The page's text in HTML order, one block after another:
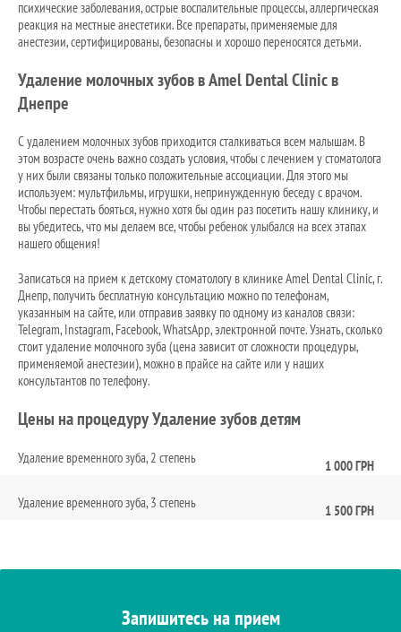
психические заболевания, острые воспалительные процессы, аллергическая
реакция на местные анестетики. Все препараты, применяемые для
анестезии, сертифицированы, безопасны и хорошо переносятся детьми.
Удаление молочных зубов в Amel Dental Clinic в
Днепре
С удалением молочных зубов приходится сталкиваться всем малышам. В
этом возрасте очень важно создать условия, чтобы с лечением у стоматолога
у них были связаны только положительные ассоциации. Для этого мы
используем: мультфильмы, игрушки, непринужденную беседу с врачом.
Чтобы перестать бояться, нужно хотя бы один раз посетить нашу клинику, и
вы убедитесь, что мы делаем все, чтобы ребенок улыбался на всех этапах
нашего общения!
Записаться на прием к детскому стоматологу в клинике Amel Dental Clinic, г.
Днепр, получить бесплатную консультацию можно по телефонам,
указанным на сайте, или отправив заявку по одному из каналов связи:
Telegram, Instagram, Facebook, WhatsApp, электронной почте. Узнать, сколько
стоит удаление молочного зуба (цена зависит от сложности процедуры,
применяемой анестезии), можно в прайсе на сайте или у наших
консультантов по телефону.
Цены на процедуру Удаление зубов детям
Удаление временного зуба, 2 степень 1 000 ГРН
Удаление временного зуба, 3 степень 1 500 ГРН
Запишитесь на прием